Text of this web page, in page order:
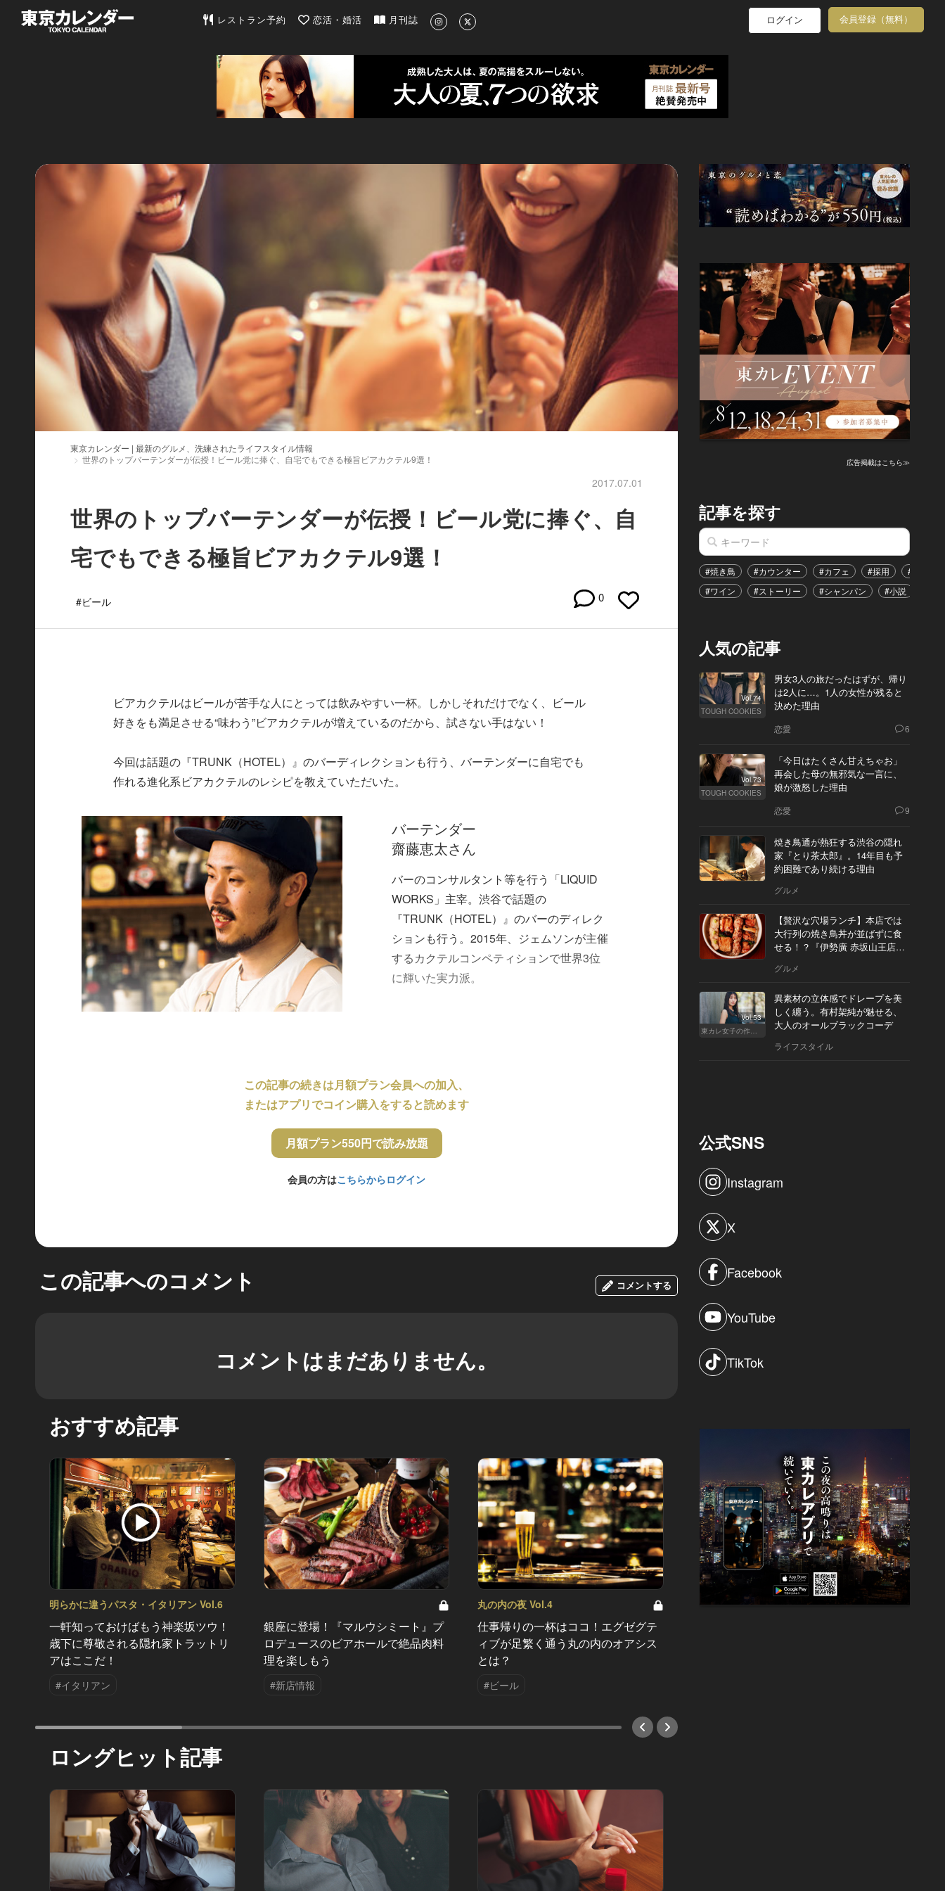
東京カレンダー | 最新のグルメ、洗練されたライフスタイル情報
レストラン予約 恋活・婚活 月刊誌 ログイン 会員登録（無料）
東京カレンダー | 最新のグルメ、洗練されたライフスタイル情報
世界のトップバーテンダーが伝授！ビール党に捧ぐ、自宅でもできる極旨ビアカクテル9選！
2017.07.01
世界のトップバーテンダーが伝授！ビール党に捧ぐ、自
宅でもできる極旨ビアカクテル9選！
#ビール 0
ビアカクテルはビールが苦手な人にとっては飲みやすい一杯。しかしそれだけでなく、ビール
好きをも満足させる“味わう”ビアカクテルが増えているのだから、試さない手はない！
今回は話題の『TRUNK（HOTEL）』のバーディレクションも行う、バーテンダーに自宅でも
作れる進化系ビアカクテルのレシピを教えていただいた。
バーテンダー
齋藤恵太さん
バーのコンサルタント等を行う「LIQUID
WORKS」主宰。渋谷で話題の
『TRUNK（HOTEL）』のバーのディレク
ションも行う。2015年、ジェムソンが主催
するカクテルコンペティションで世界3位
に輝いた実力派。
この記事の続きは月額プラン会員への加入、
またはアプリでコイン購入をすると読めます
月額プラン550円で読み放題
会員の方はこちらからログイン
この記事へのコメント コメントする
コメントはまだありません。
おすすめ記事
明らかに違うパスタ・イタリアン Vol.6
一軒知っておけばもう神楽坂ツウ！
歳下に尊敬される隠れ家トラットリ
アはここだ！
#イタリアン
銀座に登場！『マルウシミート』プ
ロデュースのビアホールで絶品肉料
理を楽しもう
#新店情報
丸の内の夜 Vol.4
仕事帰りの一杯はココ！エグゼグテ
ィブが足繁く通う丸の内のオアシス
とは？
#ビール
ロングヒット記事
広告掲載はこちら≫
記事を探す
#焼き鳥 #カウンター #カフェ #採用
#恋愛
#ワイン
#ストーリー #シャンパン #小説
人気の記事
Vol.74
TOUGH COOKIES
男女3人の旅だったはずが、帰り
は2人に…。1人の女性が残ると
決めた理由
恋愛 6
Vol.73
TOUGH COOKIES
「今日はたくさん甘えちゃお」
再会した母の無邪気な一言に、
娘が激怒した理由
恋愛 9
焼き鳥通が熱狂する渋谷の隠れ
家『とり茶太郎』。14年目も予
約困難であり続ける理由
グルメ
【贅沢な穴場ランチ】本店では
大行列の焼き鳥丼が並ばずに食
せる！？『伊勢廣 赤坂山王店』
グルメ
Vol.53
東カレ女子の作り方
異素材の立体感でドレープを美
しく纏う。有村架純が魅せる、
大人のオールブラックコーデ
ライフスタイル
公式SNS
Instagram
X
Facebook
YouTube
TikTok